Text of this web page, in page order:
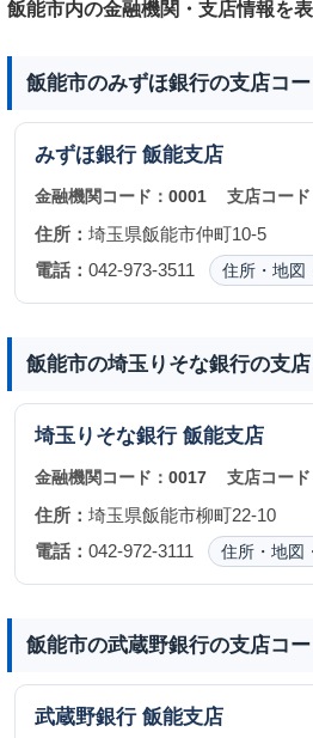
飯能市内の金融機関・支店情報を
飯能市のみずほ銀行の支店コ
みずほ銀行 飯能支店
金融機関コード： 0001 支店コー
住所： 埼玉県飯能市仲町10-5
電話： 042-973-3511 住所・地図
飯能市の埼玉りそな銀行の支
埼玉りそな銀行 飯能支店
金融機関コード： 0017 支店コー
住所： 埼玉県飯能市柳町22-10
電話： 042-972-3111 住所・地図
飯能市の武蔵野銀行の支店コ
武蔵野銀行 飯能支店